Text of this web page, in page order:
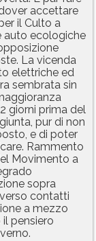
accettare
il Culto a
auto ecologiche
La vicenda
elettriche ed
sembrata sin
giorni prima del
pur di non
e di poter
Rammento
Movimento a
sopra
contatti
a mezzo
pensiero